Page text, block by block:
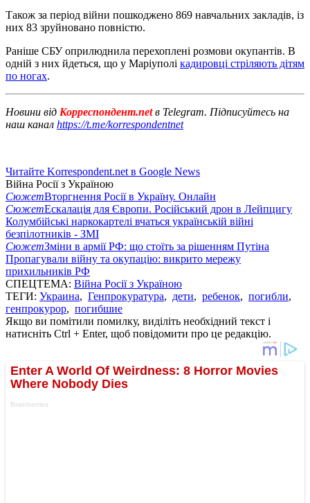
Також за період війни пошкоджено 869 навчальних закладів, із
них 83 зруйновано повністю.
Раніше СБУ оприлюднила перехоплені розмови окупантів. В
одній з них йдеться, що у Маріуполі кадировці стріляють дітям
по ногах.
Новини від Корреспондент.netв Telegram. Підписуйтесь на
наш канал https://t.me/korrespondentnet
Читайте Korrespondent.net в Google News
Війна Росії з Україною
СюжетВторгнення Росії в Україну. Онлайн
СюжетЕскалація для Європи. Російський дрон в Лейпцигу
Колумбійські наркокартелі вчаться українській війні
безпілотників - ЗМІ
СюжетЗміни в армії РФ: що стоїть за рішенням Путіна
Пропагували війну та окупацію: викрито мережу
прихильників РФ
СПЕЦТЕМА: Війна Росії з Україною
ТЕГИ: Украина, Генпрокуратура, дети, ребенок, погибли,
генпрокурор, погибшие
Якщо ви помітили помилку, виділіть необхідний текст і
натисніть Ctrl + Enter, щоб повідомити про це редакцію.